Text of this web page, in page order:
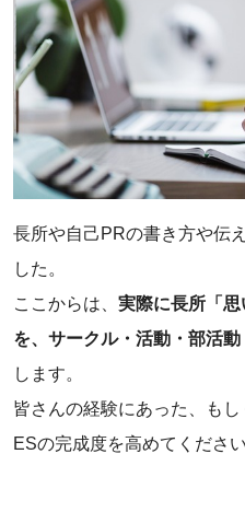
長所や自己PRの書き方や伝
した。
ここからは、 実際に長所「
を、サークル・活動・部活
します。
皆さんの経験にあった、もし
ESの完成度を高めてください